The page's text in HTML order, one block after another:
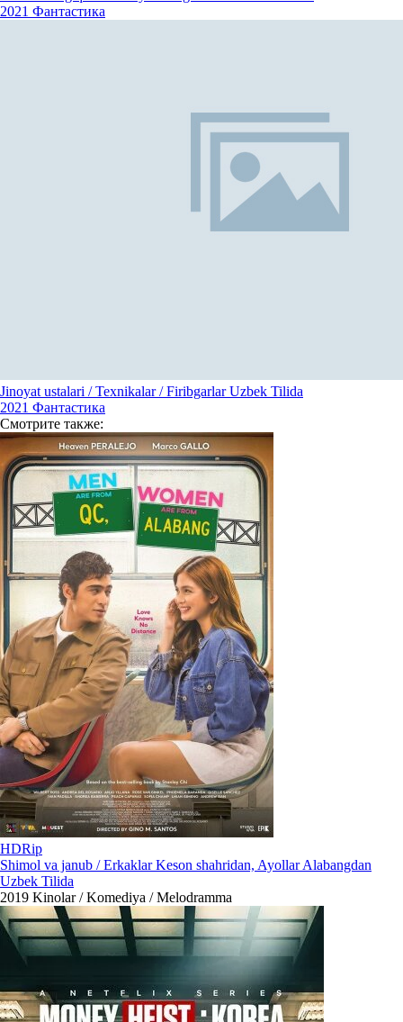
2021 Фантастика
Jinoyat ustalari / Texnikalar / Firibgarlar Uzbek Tilida
2021 Фантастика
Смотрите также:
HDRip
Shimol va janub / Erkaklar Keson shahridan, Ayollar Alabangdan
Uzbek Tilida
2019 Kinolar / Komediya / Melodramma